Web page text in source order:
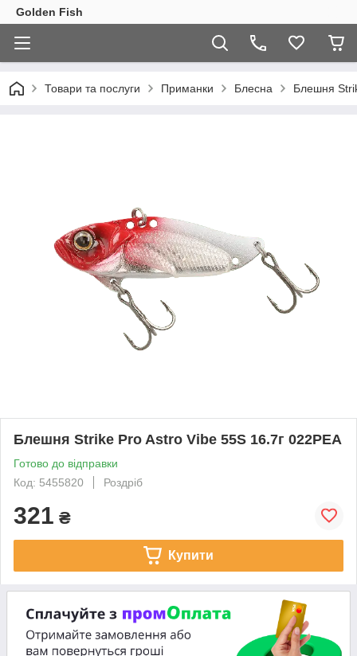
Golden Fish
Товари та послуги Приманки Блесна Блешня
Блешня Strike Pro Astro Vibe 55S 16.7г 022PEA
Готово до відправки
Код: 5455820
Роздріб
321 ₴
Купити